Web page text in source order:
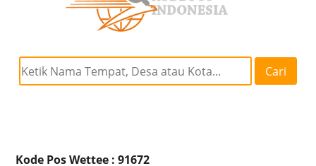
Cari
Kode Pos Wettee : 91672